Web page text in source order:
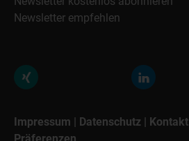
Newsletter empfehlen
Impressum | Datenschutz | Kontakt